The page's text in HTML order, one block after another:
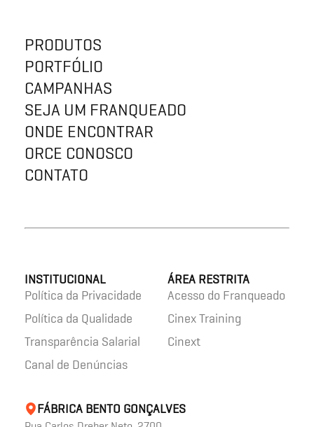
PRODUTOS
PORTFÓLIO
CAMPANHAS
SEJA UM FRANQUEADO
ONDE ENCONTRAR
ORCE CONOSCO
CONTATO
INSTITUCIONAL
Política da Privacidade
Política da Qualidade
Transparência Salarial
Canal de Denúncias
ÁREA RESTRITA
Acesso do Franqueado
Cinex Training
Cinext
FÁBRICA BENTO GONÇALVES